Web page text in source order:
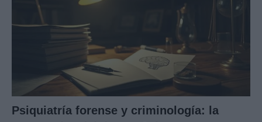
Psiquiatría forense y criminología: la